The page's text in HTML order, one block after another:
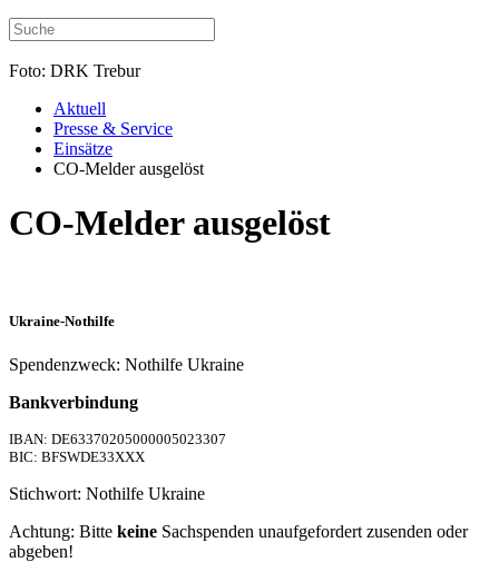
Foto: DRK Trebur
Aktuell
Presse & Service
Einsätze
CO-Melder ausgelöst
CO-Melder ausgelöst
Ukraine-Nothilfe
Spendenzweck: Nothilfe Ukraine
Bankverbindung
IBAN: DE63370205000005023307
BIC: BFSWDE33XXX
Stichwort: Nothilfe Ukraine
Achtung: Bitte keine Sachspenden unaufgefordert zusenden oder
abgeben!